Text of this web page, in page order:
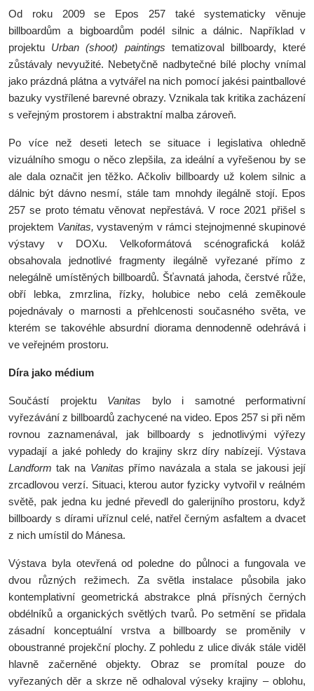
Od roku 2009 se Epos 257 také systematicky věnuje
billboardům a bigboardům podél silnic a dálnic. Například v
projektu Urban (shoot) paintings tematizoval billboardy, které
zůstávaly nevyužité. Nebetyčně nadbytečné bílé plochy vnímal
jako prázdná plátna a vytvářel na nich pomocí jakési paintballové
bazuky vystřílené barevné obrazy. Vznikala tak kritika zacházení
s veřejným prostorem i abstraktní malba zároveň.
Po více než deseti letech se situace i legislativa ohledně
vizuálního smogu o něco zlepšila, za ideální a vyřešenou by se
ale dala označit jen těžko. Ačkoliv billboardy už kolem silnic a
dálnic být dávno nesmí, stále tam mnohdy ilegálně stojí. Epos
257 se proto tématu věnovat nepřestává. V roce 2021 přišel s
projektem Vanitas, vystaveným v rámci stejnojmenné skupinové
výstavy v DOXu. Velkoformátová scénografická koláž
obsahovala jednotlivé fragmenty ilegálně vyřezané přímo z
nelegálně umístěných billboardů. Šťavnatá jahoda, čerstvé růže,
obří lebka, zmrzlina, řízky, holubice nebo celá zeměkoule
pojednávaly o marnosti a přehlcenosti současného světa, ve
kterém se takovéhle absurdní diorama dennodenně odehrává i
ve veřejném prostoru.
Díra jako médium
Součástí projektu Vanitas
bylo i samotné performativní
vyřezávání z billboardů zachycené na video. Epos 257 si při něm
rovnou zaznamenával, jak billboardy s jednotlivými výřezy
vypadají a jaké pohledy do krajiny skrz díry nabízejí. Výstava
Landform tak na Vanitas přímo navázala a stala se jakousi její
zrcadlovou verzí. Situaci, kterou autor fyzicky vytvořil v reálném
světě, pak jedna ku jedné převedl do galerijního prostoru, když
billboardy s dírami uříznul celé, natřel černým asfaltem a dvacet
z nich umístil do Mánesa.
Výstava byla otevřená od poledne do půlnoci a fungovala ve
dvou různých režimech. Za světla instalace působila jako
kontemplativní geometrická abstrakce plná přísných černých
obdélníků a organických světlých tvarů. Po setmění se přidala
zásadní konceptuální vrstva a billboardy se proměnily v
oboustranné projekční plochy. Z pohledu z ulice divák stále viděl
hlavně začerněné objekty. Obraz se promítal pouze do
vyřezaných děr a skrze ně odhaloval výseky krajiny – oblohu,